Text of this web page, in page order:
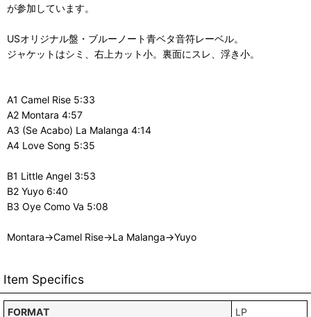
が参加しています。
USオリジナル盤・ブルーノート青ベタ音符レーベル。
ジャケットはシミ、右上カット小。裏面にスレ、浮き小。
A1 Camel Rise 5:33
A2 Montara 4:57
A3 (Se Acabo) La Malanga 4:14
A4 Love Song 5:35
B1 Little Angel 3:53
B2 Yuyo 6:40
B3 Oye Como Va 5:08
Montara→Camel Rise→La Malanga→Yuyo
Item Specifics
FORMAT
LP